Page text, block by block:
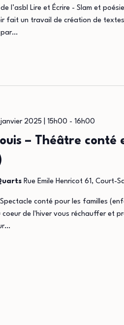
l’asbl Lire et Écrire - Slam et
fait un travail de création de
par…
– Théâtre
2025 | 15h00 - 16h00
Rue Emile Henricot 61, Court-
conté pour les familles
coeur de l'hiver vous réchauffer et